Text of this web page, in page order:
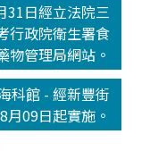
31日經立法院三
行政院衛生署食
物管理局網站。
科館 - 經新豐街
09日起實施。